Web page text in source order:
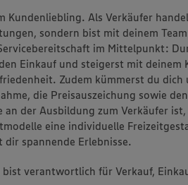
Kundenliebling. Als Verkäufer
sondern bist mit deinem
im Mittelpunkt:
Einkauf und steigerst mit deinem
Zudem kümmerst du
die Preisauszeichung sowie
an der Ausbildung zum Verkäufer
eine individuelle
dir spannende Erlebnisse.
bist verantwortlich für Verkauf,